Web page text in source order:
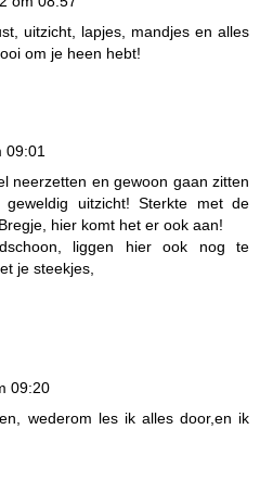
uitzicht, lapjes, mandjes en alles
om je heen hebt!
09:01
neerzetten en gewoon gaan zitten
uitzicht! Sterkte met de
hier komt het er ook aan!
liggen hier ook nog te
je steekjes,
09:20
wederom les ik alles door,en ik